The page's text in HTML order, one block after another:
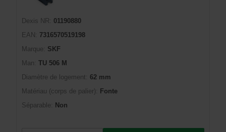
Dexis NR:
01190880
EAN:
7316570519198
Marque:
SKF
Man: TU 506 M
Diamètre de logement:
62 mm
Matériau (corps de palier):
Fonte
Séparable:
Non